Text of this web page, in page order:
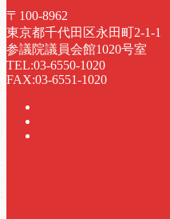
〒100-8962
東京都千代田区永田町2-1-1
参議院議員会館1020号室
TEL:03-6550-1020
FAX:03-6551-1020